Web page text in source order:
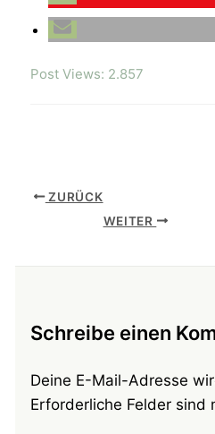
Post Views: 2.857
ZURÜCK
WEITER
Schreibe einen
Deine E-Mail-Adresse
Erforderliche Felder sind